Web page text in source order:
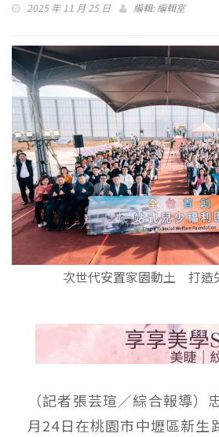
2025 年 11 月 25 日 編輯:編輯室
次世代安置家園動土 打造
（記者張芸瑄／綜合報導）
月24日在桃園市中壢區新生